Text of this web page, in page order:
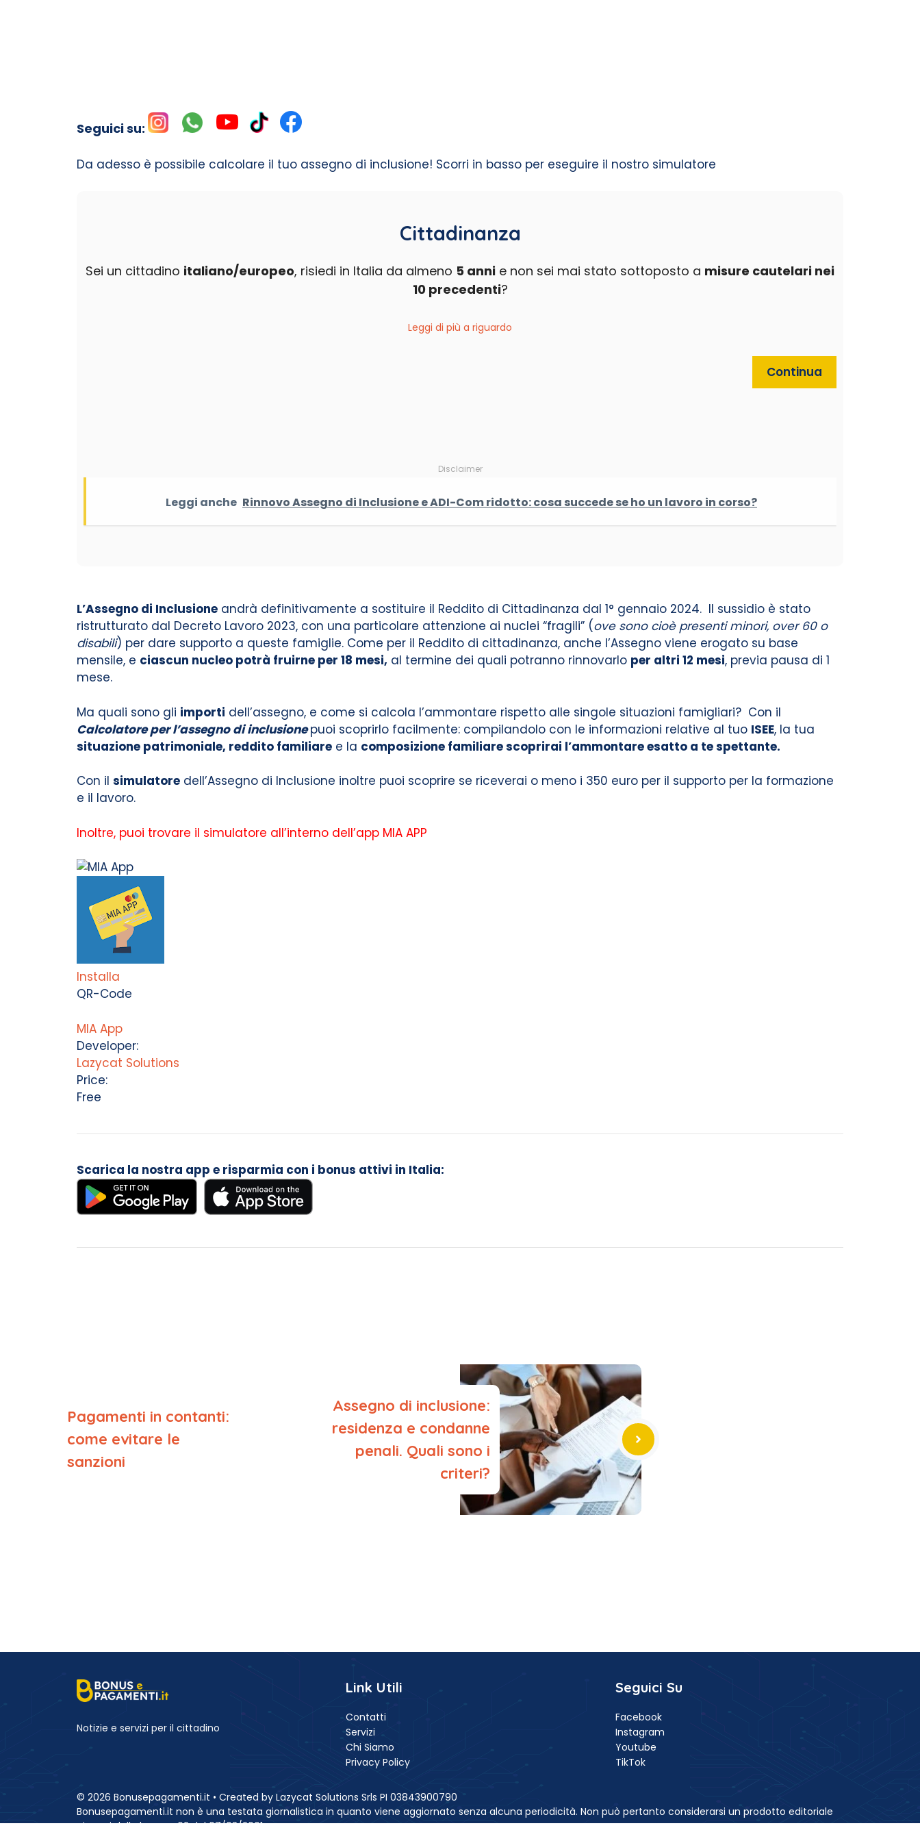
Seguici su:
Da adesso è possibile calcolare il tuo assegno di inclusione! Scorri in basso per eseguire il nostro simulatore
Cittadinanza
Sei un cittadino italiano/europeo, risiedi in Italia da almeno 5 anni e non sei mai stato sottoposto a misure cautelari nei
10 precedenti?
Leggi di più a riguardo
Continua
Disclaimer
Leggi anche Rinnovo Assegno di Inclusione e ADI-Com ridotto: cosa succede se ho un lavoro in corso?
L’Assegno di Inclusione andrà definitivamente a sostituire il Reddito di Cittadinanza dal 1° gennaio 2024. Il sussidio è stato
ristrutturato dal Decreto Lavoro 2023, con una particolare attenzione ai nuclei “fragili” (ove sono cioè presenti minori, over 60 o
disabili) per dare supporto a queste famiglie. Come per il Reddito di cittadinanza, anche l’Assegno viene erogato su base
mensile, e ciascun nucleo potrà fruirne per 18 mesi, al termine dei quali potranno rinnovarlo per altri 12 mesi, previa pausa di 1
mese.
Ma quali sono gli importi dell’assegno, e come si calcola l’ammontare rispetto alle singole situazioni famigliari? Con il
Calcolatore per l’assegno di inclusione puoi scoprirlo facilmente: compilandolo con le informazioni relative al tuo ISEE, la tua
situazione patrimoniale, reddito familiare e la composizione familiare scoprirai l’ammontare esatto a te spettante.
Con il simulatore dell’Assegno di Inclusione inoltre puoi scoprire se riceverai o meno i 350 euro per il supporto per la formazione
e il lavoro.
Inoltre, puoi trovare il simulatore all’interno dell’app MIA APP
Installa
QR-Code
MIA App
Developer:
Lazycat Solutions
Price:
Free
Scarica la nostra app e risparmia con i bonus attivi in Italia:
Pagamenti in contanti:
come evitare le
sanzioni
Assegno di inclusione:
residenza e condanne
penali. Quali sono i
criteri?
Notizie e servizi per il cittadino
Link Utili
Contatti
Servizi
Chi Siamo
Privacy Policy
Seguici Su
Facebook
Instagram
Youtube
TikTok
© 2026 Bonusepagamenti.it • Created by Lazycat Solutions Srls PI 03843900790
Bonusepagamenti.it non è una testata giornalistica in quanto viene aggiornato senza alcuna periodicità. Non può pertanto considerarsi un prodotto editoriale
ai sensi della legge n.62 del 07/03/2001.